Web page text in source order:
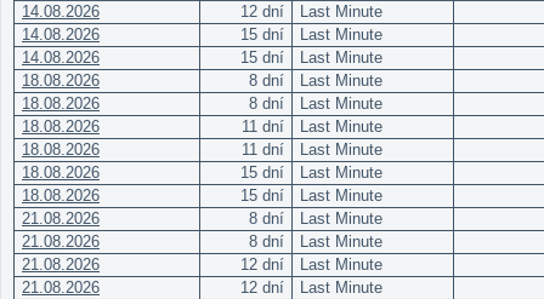
14.08.2026
12 dní
Last Minute
14.08.2026
15 dní
Last Minute
14.08.2026
15 dní
Last Minute
18.08.2026
8 dní
Last Minute
18.08.2026
8 dní
Last Minute
18.08.2026
11 dní
Last Minute
18.08.2026
11 dní
Last Minute
18.08.2026
15 dní
Last Minute
18.08.2026
15 dní
Last Minute
21.08.2026
8 dní
Last Minute
21.08.2026
8 dní
Last Minute
21.08.2026
12 dní
Last Minute
21.08.2026
12 dní
Last Minute